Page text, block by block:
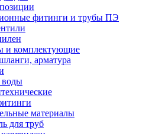
фитинги и трубы ПЭ
и комплектующие
арматура
воды
материалы
для труб